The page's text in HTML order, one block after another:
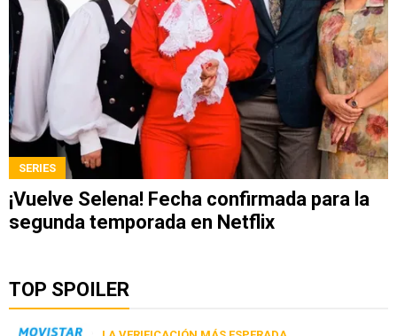
SERIES
¡Vuelve Selena! Fecha confirmada para la
segunda temporada en Netflix
TOP SPOILER